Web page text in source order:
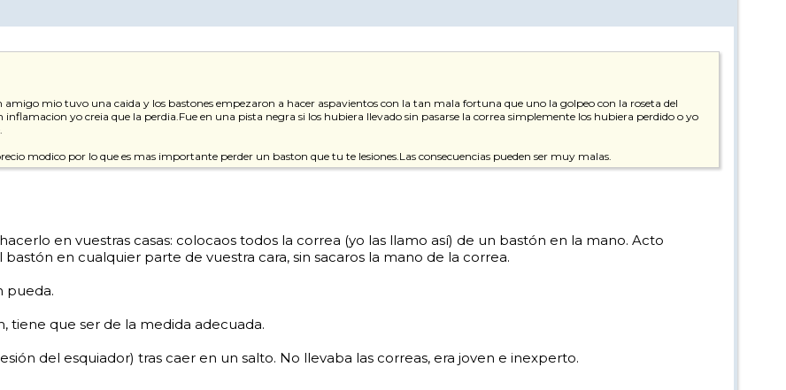
mio tuvo una caida y los bastones empezaron a hacer aspavientos con la tan mala fortuna que uno la golpeo con la roseta del
yo creia que la perdia.Fue en una pista negra si los hubiera llevado sin pasarse la correa simplemente los hubiera perdido o yo
modico por lo que es mas importante perder un baston que tu te lesiones.Las consecuencias pueden ser muy malas.
en vuestras casas: colocaos todos la correa (yo las llamo así) de un bastón en la mano. Acto
en cualquier parte de vuestra cara, sin sacaros la mano de la correa.
pueda.
tiene que ser de la medida adecuada.
del esquiador) tras caer en un salto. No llevaba las correas, era joven e inexperto.